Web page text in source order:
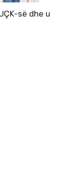
së dhe u